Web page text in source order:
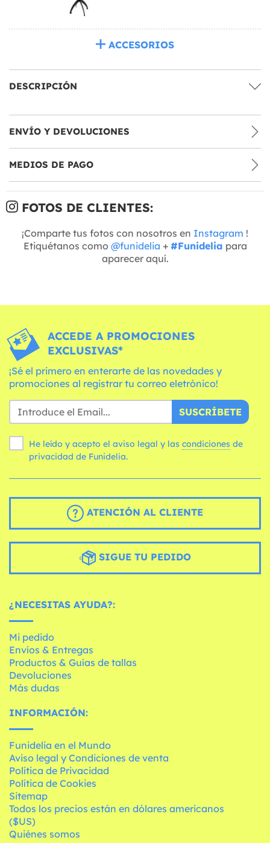
ACCESORIOS
DESCRIPCIÓN
ENVÍO Y DEVOLUCIONES
MEDIOS DE PAGO
FOTOS DE CLIENTES:
¡Comparte tus fotos con nosotros en Instagram !
Etiquétanos como @funidelia + #Funidelia para
aparecer aquí.
ACCEDE A PROMOCIONES
EXCLUSIVAS*
¡Sé el primero en enterarte de las novedades y
promociones al registrar tu correo eletrónico!
SUSCRÍBETE
He leído y acepto el aviso legal y las condiciones
privacidad de Funidelia.
ATENCIÓN AL CLIENTE
SIGUE TU PEDIDO
¿NECESITAS AYUDA?:
Mi pedido
Envíos & Entregas
Productos & Guías de tallas
Devoluciones
Más dudas
INFORMACIÓN:
Funidelia en el Mundo
Aviso legal y Condiciones de venta
Política de Privacidad
Política de Cookies
Sitemap
Todos los precios están en dólares americanos
($US)
Quiénes somos